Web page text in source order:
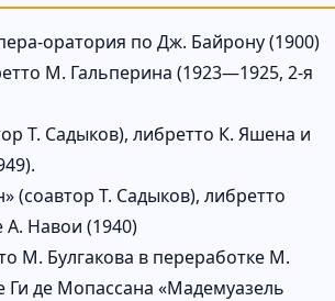
оратория по Дж. Байрону (1900)
М. Гальперина (1923—1925, 2-я
Т. Садыков), либретто К. Яшена и
(соавтор Т. Садыков), либретто
Навои (1940)
М. Булгакова в переработке М.
Ги де Мопассана «Мадемуазель